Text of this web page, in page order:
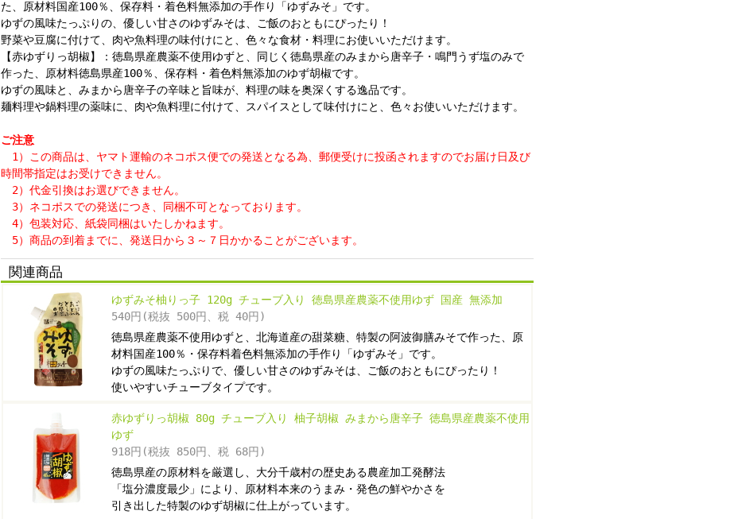
た、原材料国産100％、保存料・着色料無添加の手作り「ゆずみそ」です。
ゆずの風味たっぷりの、優しい甘さのゆずみそは、ご飯のおともにぴったり！
野菜や豆腐に付けて、肉や魚料理の味付けにと、色々な食材・料理にお使いいただけます。
【赤ゆずりっ胡椒】：徳島県産農薬不使用ゆずと、同じく徳島県産のみまから唐辛子・鳴門うず塩のみで
作った、原材料徳島県産100％、保存料・着色料無添加のゆず胡椒です。
ゆずの風味と、みまから唐辛子の辛味と旨味が、料理の味を奥深くする逸品です。
麺料理や鍋料理の薬味に、肉や魚料理に付けて、スパイスとして味付けにと、色々お使いいただけます。
ご注意
1）この商品は、ヤマト運輸のネコポス便での発送となる為、郵便受けに投函されますのでお届け日及び
時間帯指定はお受けできません。
2）代金引換はお選びできません。
3）ネコポスでの発送につき、同梱不可となっております。
4）包装対応、紙袋同梱はいたしかねます。
5）商品の到着までに、発送日から３～７日かかることがございます。
関連商品
ゆずみそ柚りっ子 120g チューブ入り 徳島県産農薬不使用ゆず 国産 無添加
540円(税抜 500円、税 40円)
徳島県産農薬不使用ゆずと、北海道産の甜菜糖、特製の阿波御膳みそで作った、原
材料国産100％・保存料着色料無添加の手作り「ゆずみそ」です。
ゆずの風味たっぷりで、優しい甘さのゆずみそは、ご飯のおともにぴったり！
使いやすいチューブタイプです。
赤ゆずりっ胡椒 80g チューブ入り 柚子胡椒 みまから唐辛子 徳島県産農薬不使用
ゆず
918円(税抜 850円、税 68円)
徳島県産の原材料を厳選し、大分千歳村の歴史ある農産加工発酵法
「塩分濃度最少」により、原材料本来のうまみ・発色の鮮やかさを
引き出した特製のゆず胡椒に仕上がっています。